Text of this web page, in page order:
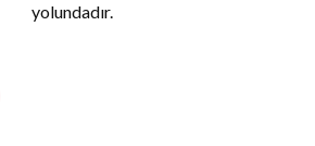
yolundadır.